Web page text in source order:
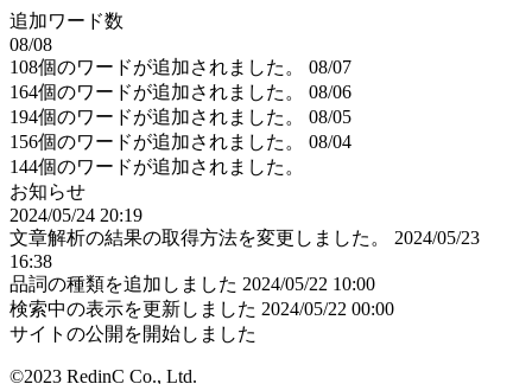
追加ワード数
08/08
108個のワードが追加されました。
08/07
164個のワードが追加されました。
08/06
194個のワードが追加されました。
08/05
156個のワードが追加されました。
08/04
144個のワードが追加されました。
お知らせ
2024/05/24 20:19
文章解析の結果の取得方法を変更しました。
2024/05/23
16:38
品詞の種類を追加しました 2024/05/22 10:00
検索中の表示を更新しました 2024/05/22 00:00
サイトの公開を開始しました
©2023 RedinC Co., Ltd.